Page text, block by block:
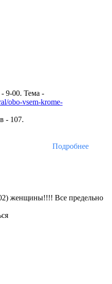
9-00. Тема -
obo-vsem-krome-
- 107.
Подробнее
женщины!!!! Все предельно